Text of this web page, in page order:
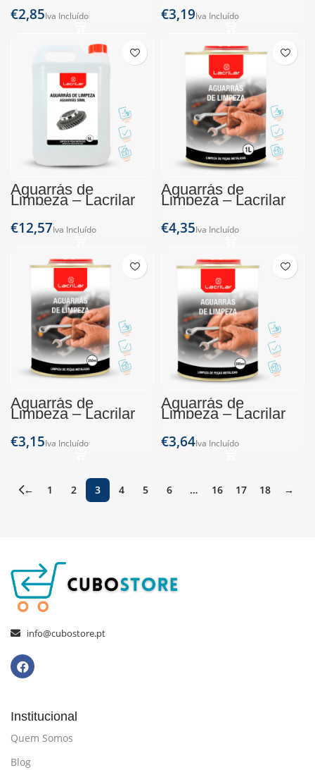
€ €
Aguarrás de
Limpeza – Lacrilar
(Jerrican 5L)
€
Aguarrás de
Limpeza – Lacrilar
(Lata 1L)
€
Aguarrás de
Limpeza – Lacrilar
(Lata 250ml)
€
Aguarrás de
Limpeza – Lacrilar
(Lata 500ml)
€
← 1 2 3 4 5 6 … 16 17 18 →
info@cubostore.pt
Institucional
Quem Somos
Blog